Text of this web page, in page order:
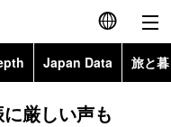
English
简体字
Japan Data 旅と
Topics
厳しい声も